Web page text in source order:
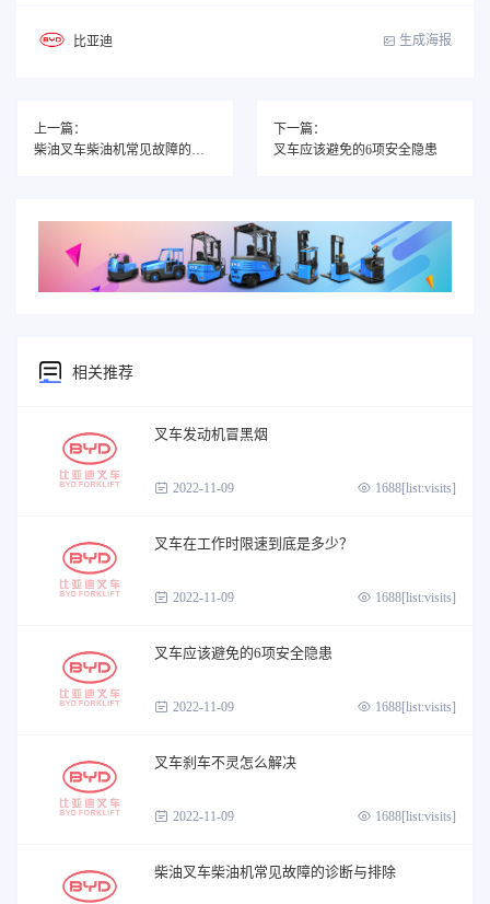
比亚迪 生成海报
上一篇：
柴油叉车柴油机常见故障的诊断与排除
下一篇：
叉车应该避免的6项安全隐患
相关推荐
叉车发动机冒黑烟
2022-11-09 1688[list:visits]
叉车在工作时限速到底是多少？
2022-11-09 1688[list:visits]
叉车应该避免的6项安全隐患
2022-11-09 1688[list:visits]
叉车刹车不灵怎么解决
2022-11-09 1688[list:visits]
柴油叉车柴油机常见故障的诊断与排除